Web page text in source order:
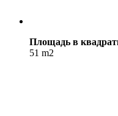
Площадь в
51 m2